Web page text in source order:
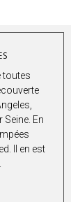
toutes
Seine. En
Il en est